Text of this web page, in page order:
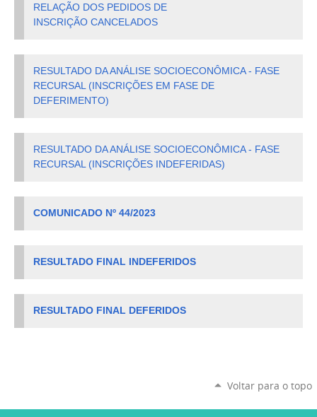
RELAÇÃO DOS PEDIDOS DE
INSCRIÇÃO CANCELADOS
RESULTADO DA ANÁLISE SOCIOECONÔMICA - FASE
RECURSAL (INSCRIÇÕES EM FASE DE
DEFERIMENTO)
RESULTADO DA ANÁLISE SOCIOECONÔMICA - FASE
RECURSAL (INSCRIÇÕES INDEFERIDAS)
COMUNICADO Nº 44/2023
RESULTADO FINAL INDEFERIDOS
RESULTADO FINAL DEFERIDOS
Voltar para o topo